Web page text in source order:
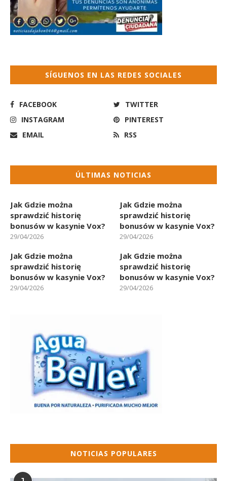
SÍGUENOS EN LAS REDES SOCIALES
FACEBOOK
TWITTER
INSTAGRAM
PINTEREST
EMAIL
RSS
ÚLTIMAS NOTICIAS
Jak Gdzie można
sprawdzić historię
bonusów w kasynie Vox?
29/04/2026
Jak Gdzie można
sprawdzić historię
bonusów w kasynie Vox?
29/04/2026
Jak Gdzie można
sprawdzić historię
bonusów w kasynie Vox?
29/04/2026
Jak Gdzie można
sprawdzić historię
bonusów w kasynie Vox?
29/04/2026
NOTICIAS POPULARES